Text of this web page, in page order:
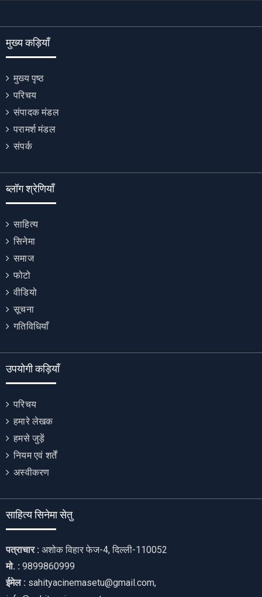
मुख्य कड़ियाँ
मुख्य पृष्ठ
परिचय
संपादक मंडल
परामर्श मंडल
संपर्क
ब्लॉग श्रेणियाँ
साहित्य
सिनेमा
समाज
फोटो
वीडियो
सूचना
गतिविधियाँ
उपयोगी कड़ियाँ
परिचय
हमारे लेखक
हमसे जुड़ें
नियम एवं शर्तें
अस्वीकरण
साहित्य सिनेमा सेतु
पत्राचार : अशोक विहार फेज-4, दिल्ली-110052
मो. : 9899860999
ईमेल : sahityacinemasetu@gmail.com,